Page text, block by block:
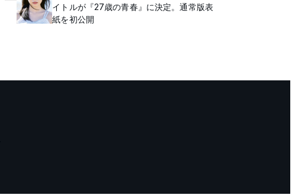
イトルが『27歳の青春』に決定。通常版表
紙を初公開